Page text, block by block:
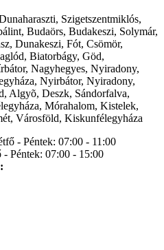
Szigetszentmiklós,
Budaörs, Budakeszi, Solymár,
Dunakeszi, Fót, Csömör,
Biatorbágy, Göd,
Nagyhegyes, Nyiradony,
Nyirbátor, Nyiradony,
Algyõ, Deszk, Sándorfalva,
Mórahalom, Kistelek,
Városföld, Kiskunfélegyháza
- Péntek: 07:00 - 11:00
- Péntek: 07:00 - 15:00